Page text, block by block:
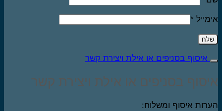
*
איסוף בסניפים או אילת ויצירת קשר
בסניפים או אילת ויצירת קשר
איסוף ומשלוח: